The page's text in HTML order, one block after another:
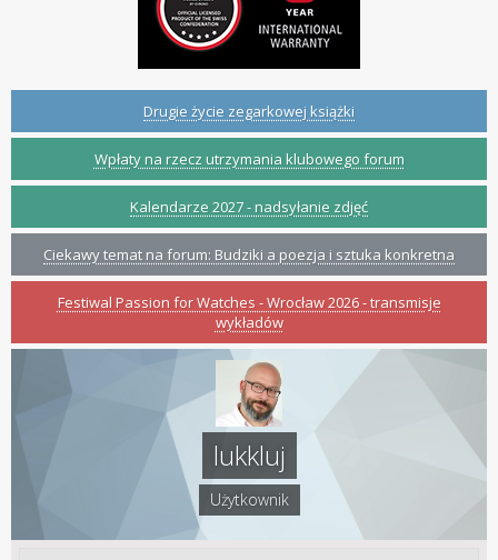
Drugie życie zegarkowej książki
Wpłaty na rzecz utrzymania klubowego forum
Kalendarze 2027 - nadsyłanie zdjęć
Ciekawy temat na forum: Budziki a poezja i sztuka konkretna
Festiwal Passion for Watches - Wrocław 2026 - transmisje
wykładów
lukkluj
Użytkownik